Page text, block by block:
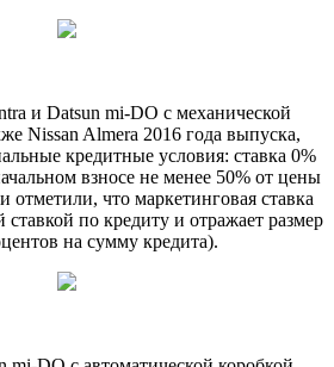
и Datsun mi-DO с механической
Nissan Almera 2016 года выпуска,
кредитные условия: ставка 0%
взносе не менее 50% от цены
отметили, что маркетинговая ставка
ставкой по кредиту и отражает размер
на сумму кредита).